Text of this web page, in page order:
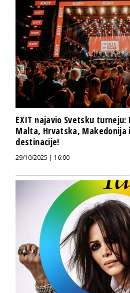
EXIT najavio Svetsku
Malta, Hrvatska, Makedonija
destinacije!
29/10/2025 | 16:00